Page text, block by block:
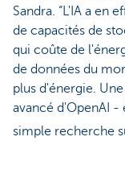
Sandra. “L'IA a en
de capacités de
qui coûte de
de données du
plus d'énergie.
avancé d'OpenAI -
simple recherche